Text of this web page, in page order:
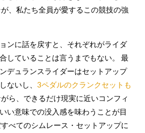
、私たち全員が愛するこの競技の強
ンに話を戻すと、それぞれがライダ
していることは言うまでもない。 最
デュランスライダーはセットアップ
ないし、 3ペダルのクランクセットも
ら、できるだけ現実に近いコンフィ
い意味での没入感を味わうことが目
べてのシムレース・セットアップに